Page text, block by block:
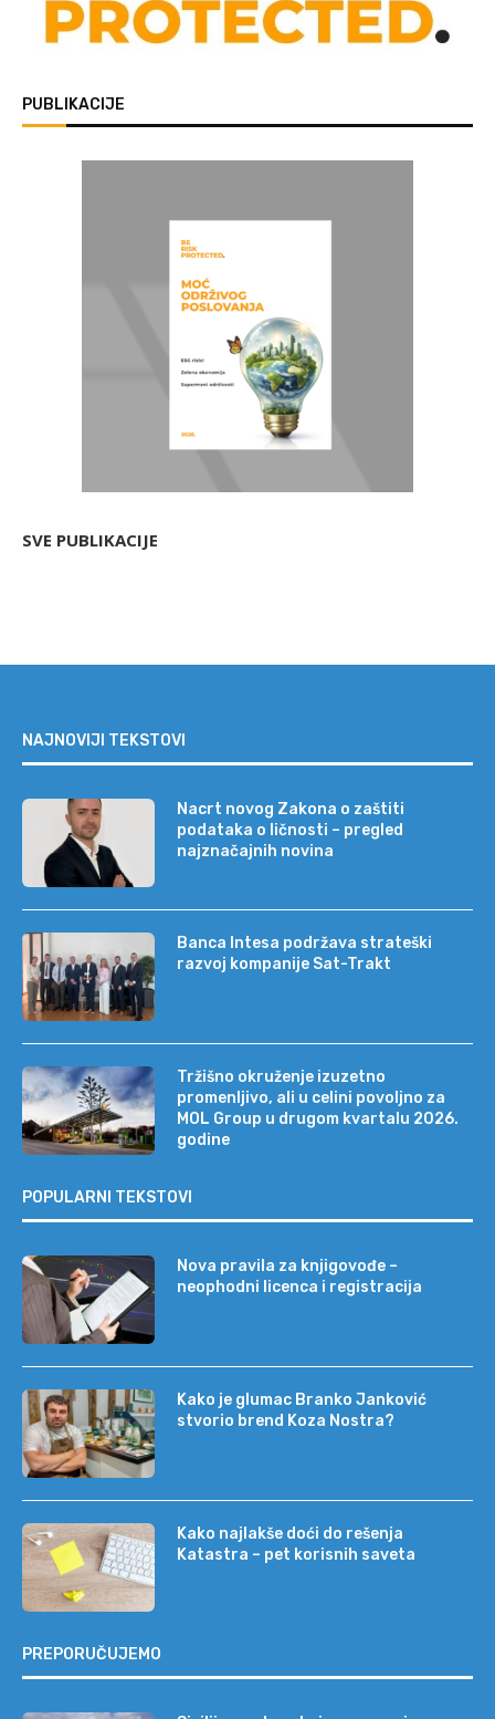
PUBLIKACIJE
SVE PUBLIKACIJE
NAJNOVIJI TEKSTOVI
Nacrt novog Zakona o zaštiti
podataka o ličnosti – pregled
najznačajnih novina
Banca Intesa podržava strateški
razvoj kompanije Sat-Trakt
Tržišno okruženje izuzetno
promenljivo, ali u celini povoljno za
MOL Group u drugom kvartalu 2026.
godine
POPULARNI TEKSTOVI
Nova pravila za knjigovođe –
neophodni licenca i registracija
Kako je glumac Branko Janković
stvorio brend Koza Nostra?
Kako najlakše doći do rešenja
Katastra – pet korisnih saveta
PREPORUČUJEMO